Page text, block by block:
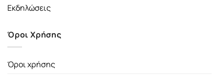
Εκδηλώσεις
Όροι Χρήσης
Όροι χρήσης